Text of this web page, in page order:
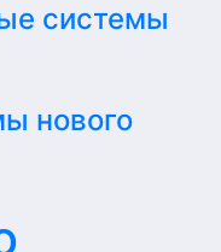
системы
нового